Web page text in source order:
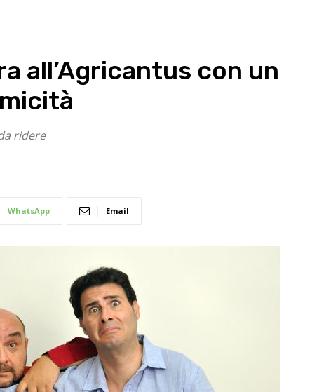
all’Agricantus con un
ridere
WhatsApp Email